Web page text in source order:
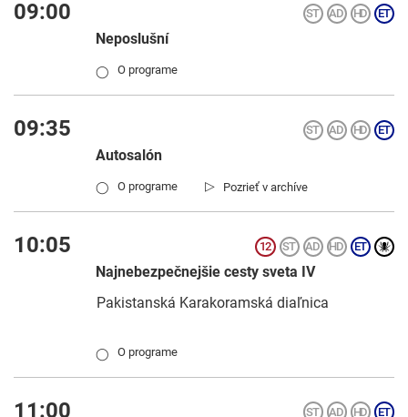
09:00
Neposlušní
◯ O programe
09:35
Autosalón
▷ Pozrieť v archíve
◯ O programe
10:05
Najnebezpečnejšie cesty sveta IV
Pakistanská Karakoramská diaľnica
◯ O programe
11:00